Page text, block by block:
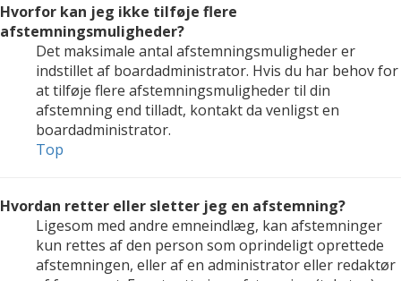
Hvorfor kan jeg ikke tilføje flere
afstemningsmuligheder?
Det maksimale antal afstemningsmuligheder er
indstillet af boardadministrator. Hvis du har behov for
at tilføje flere afstemningsmuligheder til din
afstemning end tilladt, kontakt da venligst en
boardadministrator.
Top
Hvordan retter eller sletter jeg en afstemning?
Ligesom med andre emneindlæg, kan afstemninger
kun rettes af den person som oprindeligt oprettede
afstemningen, eller af en administrator eller redaktør